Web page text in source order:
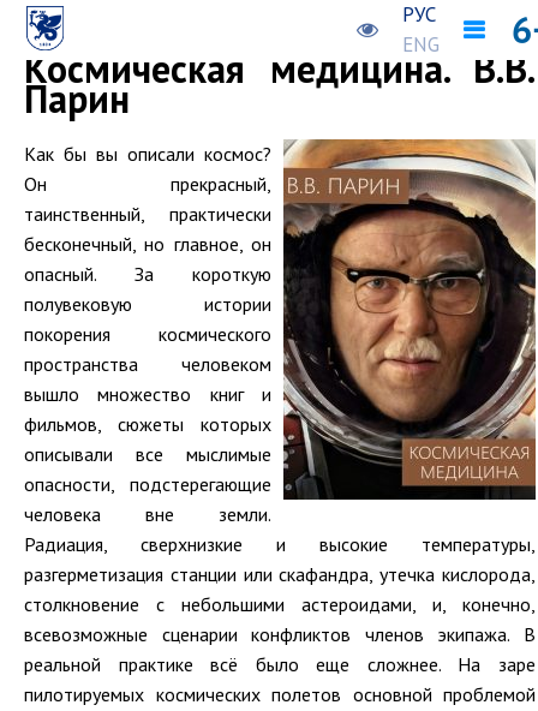
Предыдущая новость Следующая новость
РУС
ENG
Космическая медицина. В.В.
Парин
Как бы вы описали космос?
Он прекрасный,
таинственный, практически
бесконечный, но главное, он
опасный. За короткую
полувековую истории
покорения космического
пространства человеком
вышло множество книг и
фильмов, сюжеты которых
описывали все мыслимые
опасности, подстерегающие
человека вне земли.
Радиация, сверхнизкие и высокие температуры,
разгерметизация станции или скафандра, утечка кислорода,
столкновение с небольшими астероидами, и, конечно,
всевозможные сценарии конфликтов членов экипажа. В
реальной практике всё было еще сложнее. На заре
пилотируемых космических полетов основной проблемой